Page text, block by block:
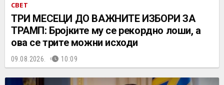
СВЕТ
ТРИ МЕСЕЦИ ДО ВАЖНИТЕ ИЗБОРИ ЗА
ТРАМП: Бројките му се рекордно лоши, а
ова се трите можни исходи
09.08.2026. 10:09